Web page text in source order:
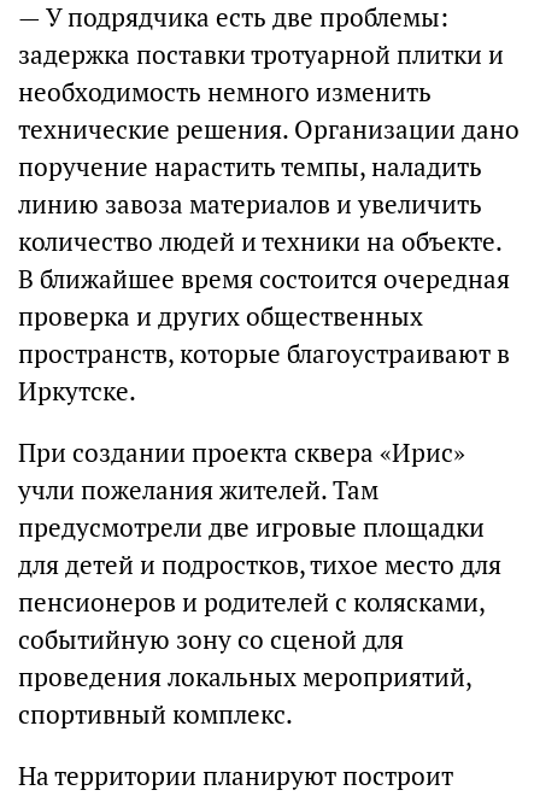
— У подрядчика есть две проблемы:
задержка поставки тротуарной плитки и
необходимость немного изменить
технические решения. Организации дано
поручение нарастить темпы, наладить
линию завоза материалов и увеличить
количество людей и техники на объекте.
В ближайшее время состоится очередная
проверка и других общественных
пространств, которые благоустраивают в
Иркутске.
При создании проекта сквера «Ирис»
учли пожелания жителей. Там
предусмотрели две игровые площадки
для детей и подростков, тихое место для
пенсионеров и родителей с колясками,
событийную зону со сценой для
проведения локальных мероприятий,
спортивный комплекс.
На территории планируют построит